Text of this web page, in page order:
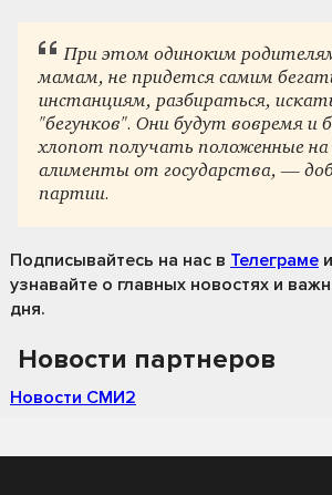
При этом одиноким
мамам, не придется самим
инстанциям, разбираться,
"бегунков". Они будут вовремя и
хлопот получать положенные
алименты от государства, —
партии.
Подписывайтесь на нас в Телеграме
узнавайте о главных новостях и
дня.
Новости партнеров
Новости СМИ2